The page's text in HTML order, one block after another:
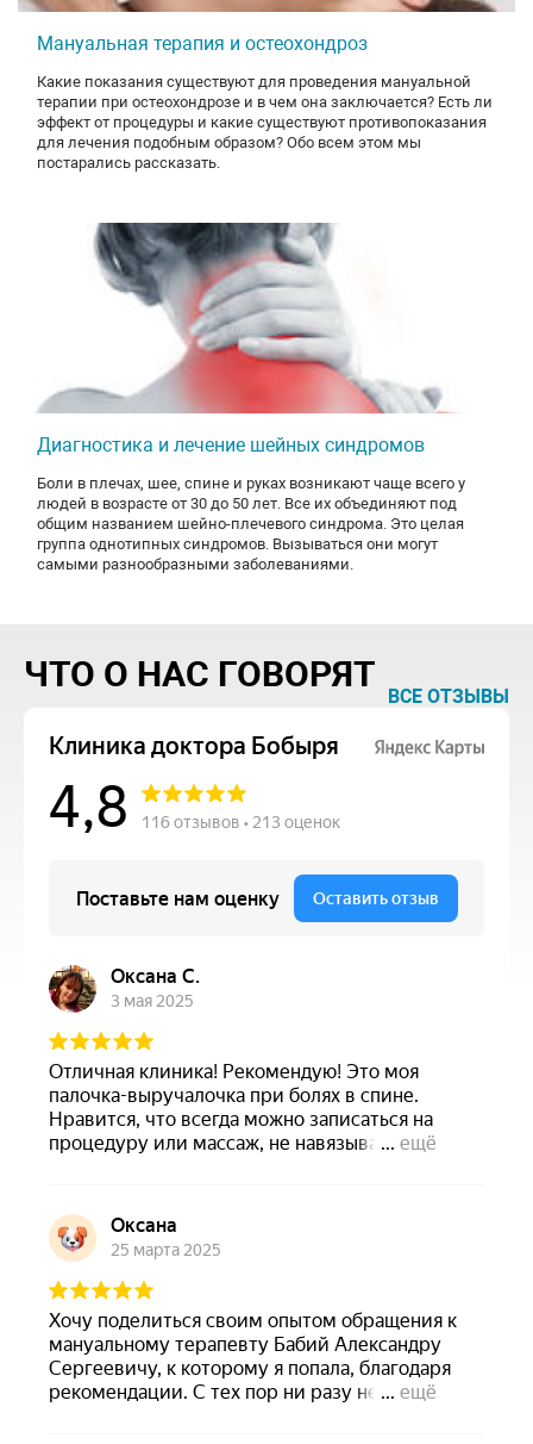
Мануальная терапия и остеохондроз
Какие показания существуют для проведения мануальной
терапии при остеохондрозе и в чем она заключается? Есть ли
эффект от процедуры и какие существуют противопоказания
для лечения подобным образом? Обо всем этом мы
постарались рассказать.
Диагностика и лечение шейных синдромов
Боли в плечах, шее, спине и руках возникают чаще всего у
людей в возрасте от 30 до 50 лет. Все их объединяют под
общим названием шейно-плечевого синдрома. Это целая
группа однотипных синдромов. Вызываться они могут
самыми разнообразными заболеваниями.
ЧТО О НАС ГОВОРЯТ
ВСЕ ОТЗЫВЫ